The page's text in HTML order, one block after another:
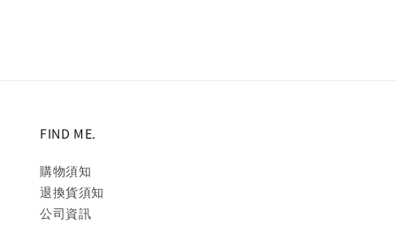
FIND ME.
購物須知
退換貨須知
公司資訊